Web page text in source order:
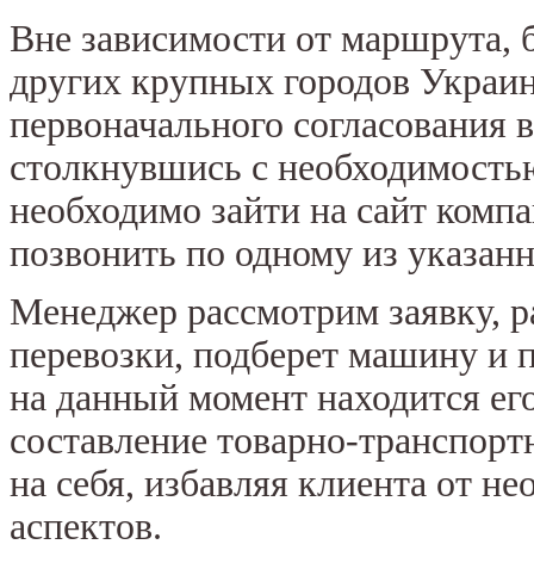
Вне зависимости от маршрута,
других крупных городов
первоначального согласования
столкнувшись с
необходимо зайти на сайт
позвонить по одному из
Менеджер рассмотрим заявку,
перевозки, подберет машину и
на данный момент находится
составление товарно-
на себя, избавляя клиента от
аспектов.